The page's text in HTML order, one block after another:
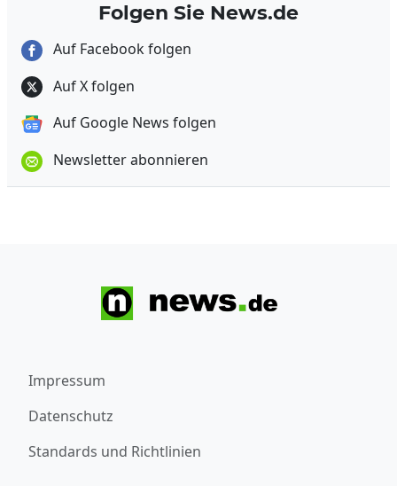
Folgen Sie News.de
Auf Facebook folgen
Auf X folgen
Auf Google News folgen
Newsletter abonnieren
Impressum
Datenschutz
Standards und Richtlinien